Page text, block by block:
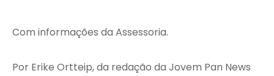
Com informações da Assessoria.
Por Erike Ortteip, da redação da Jovem Pan News